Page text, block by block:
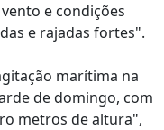
e condições
e rajadas fortes".
marítima na
de domingo, com
metros de altura",